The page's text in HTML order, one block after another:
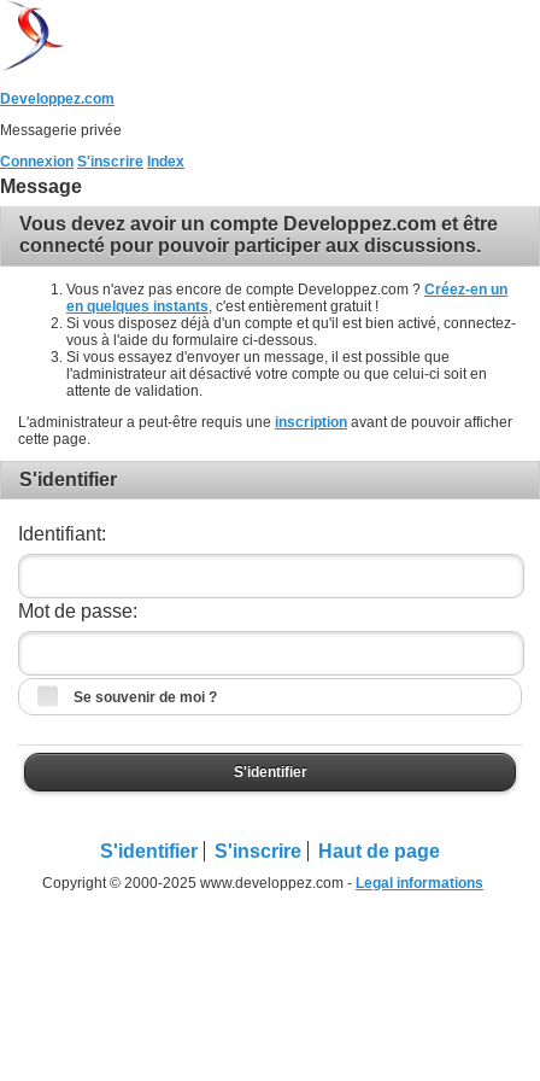
Developpez.com
Messagerie privée
Connexion S'inscrire Index
Message
Vous devez avoir un compte Developpez.com et être
connecté pour pouvoir participer aux discussions.
Vous n'avez pas encore de compte Developpez.com ? Créez-en un
en quelques instants , c'est entièrement gratuit !
Si vous disposez déjà d'un compte et qu'il est bien activé, connectez-
vous à l'aide du formulaire ci-dessous.
Si vous essayez d'envoyer un message, il est possible que
l'administrateur ait désactivé votre compte ou que celui-ci soit en
attente de validation.
L'administrateur a peut-être requis une inscription avant de pouvoir afficher
cette page.
S'identifier
Identifiant:
Mot de passe:
Se souvenir de moi ?
S'identifier
S'identifier S'inscrire Haut de page
Copyright © 2000-2025 www.developpez.com - Legal informations